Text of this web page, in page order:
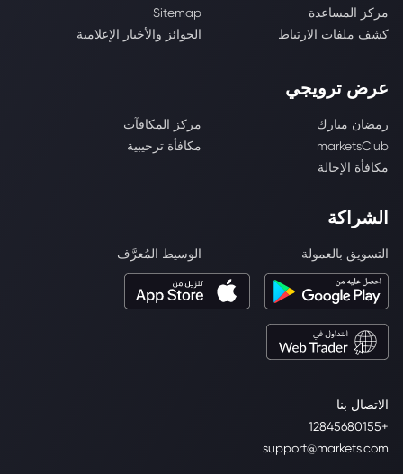
الاتصال بنا
+12845680155
support@markets.com
مركز المساعدة
Sitemap
كشف ملفات الارتباط
الجوائز والأخبار الإعلامية
عرض ترويجي
رمضان مبارك
مركز المكافآت
marketsClub
مكافأة ترحيبية
مكافأة الإحالة
الشراكة
التسويق بالعمولة الوسيط المُعرَّف